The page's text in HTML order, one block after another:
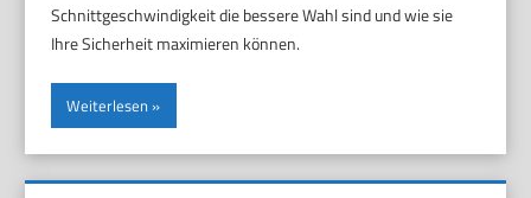
Schnittgeschwindigkeit die bessere Wahl sind und wie sie
Ihre Sicherheit maximieren können.
Weiterlesen